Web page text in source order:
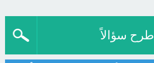
اطرح سؤالاً